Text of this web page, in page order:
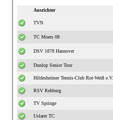
Ausrichter
TVN
TC Moers 08
DSV 1878 Hannover
Dunlop Senior Tour
Hildesheimer Tennis-Club Rot-Weiß e.V.
RSV Rehburg
TV Springe
Uslarer TC